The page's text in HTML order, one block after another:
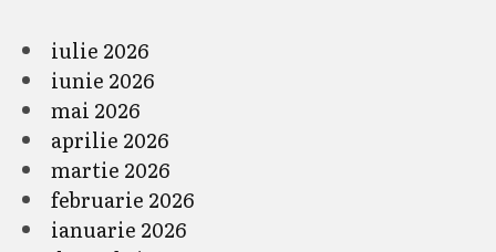
iulie 2026
iunie 2026
mai 2026
aprilie 2026
martie 2026
februarie 2026
ianuarie 2026